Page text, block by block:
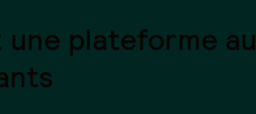
une plateforme au